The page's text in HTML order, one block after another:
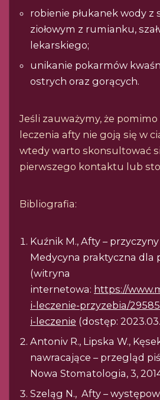
robienie płukanek wody z
ziołowym z rumianku,
lekarskiego;
unikanie pokarmów
ostrych oraz gorących.
Jeśli zauważymy, że
leczenia afty nie goją się w
wtedy warto skonsultować
pierwszego kontaktu lub
Bibliografia:
Kuźnik M., Afty –
Medycyna praktyczna dla
(witryna
internetowa: https://
i-leczenie-przyzebia/
i-leczenie (dostęp:
Antoniv R., Lipska W.,
nawracające – przegląd
Nowa Stomatologia, 3,
Szeląg N., Afty –